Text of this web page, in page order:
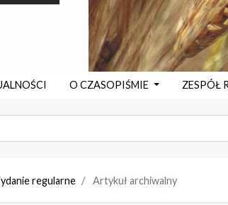
O CZASOPIŚMIE ZESPÓŁ
regularne Artykuł archiwalny